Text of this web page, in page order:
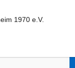
1970 e.V.